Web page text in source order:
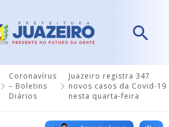
Coronavírus
– Boletins
Diários
Juazeiro registra 347
novos casos da Covid-19
nesta quarta-feira